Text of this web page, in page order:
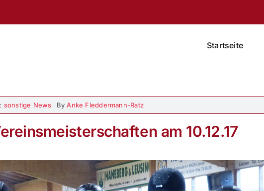
Startseite
sonstige News ByAnke Fleddermann-Ratz
am 10.12.17